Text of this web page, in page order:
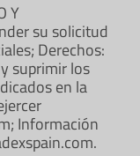
Y
su solicitud
Derechos:
suprimir los
en la
Información